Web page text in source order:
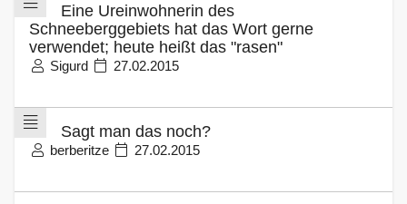
Eine Ureinwohnerin des
Schneeberggebiets hat das Wort gerne
verwendet; heute heißt das "rasen"
Sigurd 27.02.2015
Sagt man das noch?
berberitze 27.02.2015